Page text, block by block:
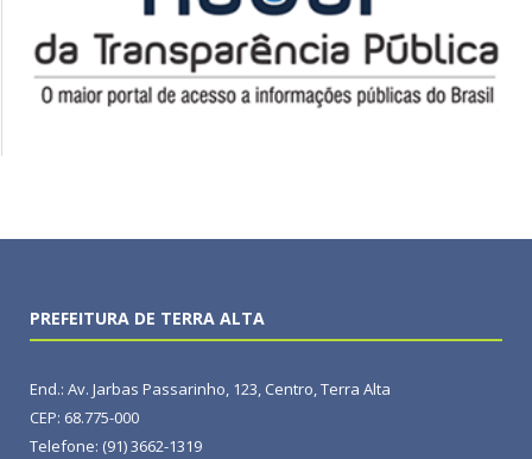
PREFEITURA DE TERRA ALTA
End.: Av. Jarbas Passarinho, 123, Centro, Terra Alta
CEP: 68.775-000
Telefone: (91) 3662-1319